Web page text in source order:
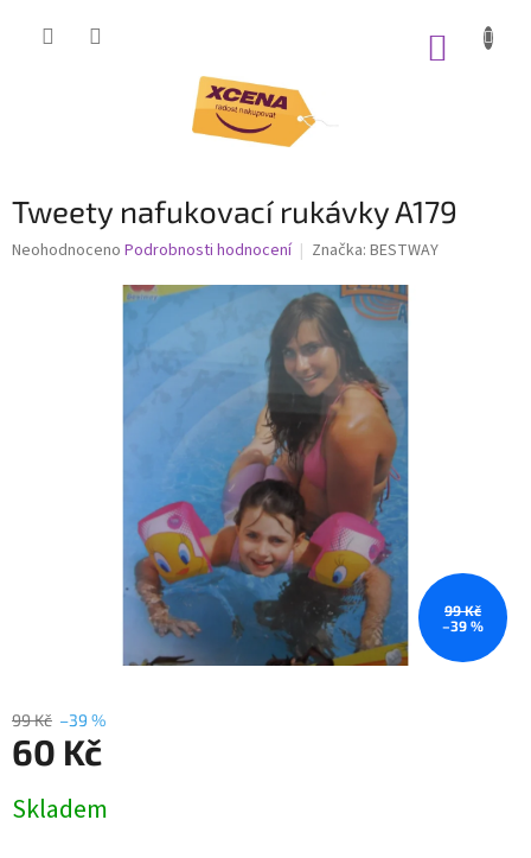
Tweety nafukovací rukávky A179
Průměrné
Neohodnoceno Podrobnosti hodnocení Značka: BESTWAY
99 Kč
–39 %
99 Kč –39 %
60 Kč
cena:
Skladem